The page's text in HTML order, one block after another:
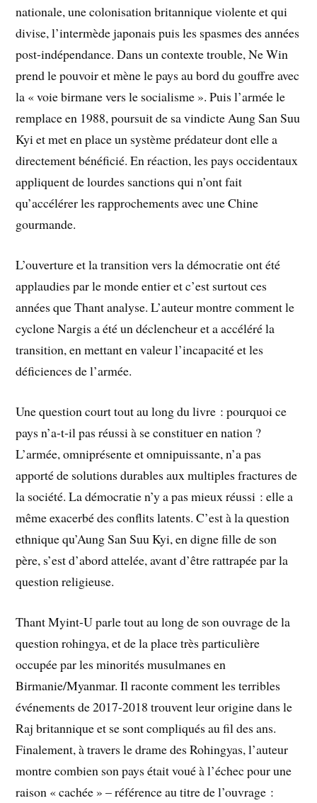
nationale, une colonisation britannique violente et qui
divise, l’intermède japonais puis les spasmes des années
post-indépendance. Dans un contexte trouble, Ne Win
prend le pouvoir et mène le pays au bord du gouffre avec
la « voie birmane vers le socialisme ». Puis l’armée le
remplace en 1988, poursuit de sa vindicte Aung San Suu
Kyi et met en place un système prédateur dont elle a
directement bénéficié. En réaction, les pays occidentaux
appliquent de lourdes sanctions qui n’ont fait
qu’accélérer les rapprochements avec une Chine
gourmande.
L’ouverture et la transition vers la démocratie ont été
applaudies par le monde entier et c’est surtout ces
années que Thant analyse. L’auteur montre comment le
cyclone Nargis a été un déclencheur et a accéléré la
transition, en mettant en valeur l’incapacité et les
déficiences de l’armée.
Une question court tout au long du livre : pourquoi ce
pays n’a-t‑il pas réussi à se constituer en nation ?
L’armée, omniprésente et omnipuissante, n’a pas
apporté de solutions durables aux multiples fractures de
la société. La démocratie n’y a pas mieux réussi : elle a
même exacerbé des conflits latents. C’est à la question
ethnique qu’Aung San Suu Kyi, en digne fille de son
père, s’est d’abord attelée, avant d’être rattrapée par la
question religieuse.
Thant Myint-U parle tout au long de son ouvrage de la
question rohingya, et de la place très particulière
occupée par les minorités musulmanes en
Birmanie/Myanmar. Il raconte comment les terribles
événements de 2017-2018 trouvent leur origine dans le
Raj britannique et se sont compliqués au fil des ans.
Finalement, à travers le drame des Rohingyas, l’auteur
montre combien son pays était voué à l’échec pour une
raison « cachée » – référence au titre de l’ouvrage :